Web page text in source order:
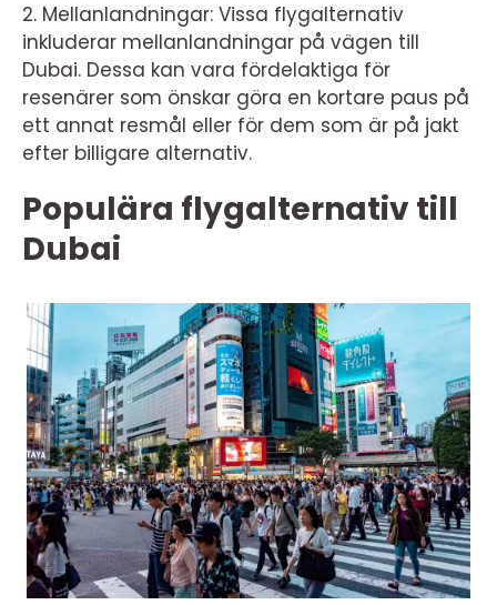
2. Mellanlandningar: Vissa flygalternativ
inkluderar mellanlandningar på vägen till
Dubai. Dessa kan vara fördelaktiga för
resenärer som önskar göra en kortare paus på
ett annat resmål eller för dem som är på jakt
efter billigare alternativ.
Populära flygalternativ till
Dubai